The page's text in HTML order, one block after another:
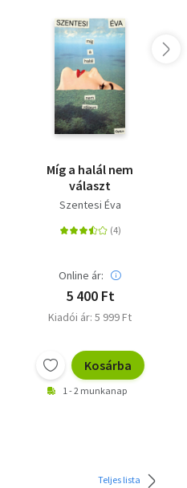
Míg a halál nem
választ
Szentesi Éva
Online ár:
5 400 Ft
Kiadói ár: 5 999 Ft
Kosárba
1 - 2 munkanap
Teljes lista